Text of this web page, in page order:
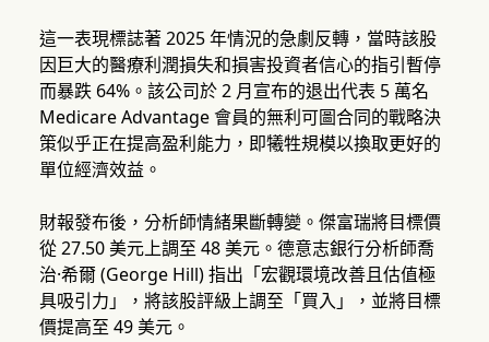
這一表現標誌著 2025 年情況的急劇反轉，當時該股
因巨大的醫療利潤損失和損害投資者信心的指引暫停
而暴跌 64%。該公司於 2 月宣布的退出代表 5 萬名
Medicare Advantage 會員的無利可圖合同的戰略決
策似乎正在提高盈利能力，即犧牲規模以換取更好的
單位經濟效益。
財報發布後，分析師情緒果斷轉變。傑富瑞將目標價
從 27.50 美元上調至 48 美元。德意志銀行分析師喬
治·希爾 (George Hill) 指出「宏觀環境改善且估值極
具吸引力」，將該股評級上調至「買入」，並將目標
價提高至 49 美元。